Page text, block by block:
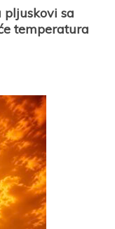
pljuskovi sa
temperatura